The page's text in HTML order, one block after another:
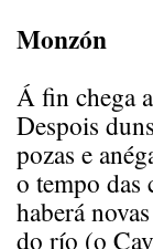
Monzón
Á fin chega
Despois
pozas e
o tempo das
haberá
do río (o